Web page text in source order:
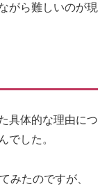
がら難しいのが現
具体的な理由につ
でした。
みたのですが、